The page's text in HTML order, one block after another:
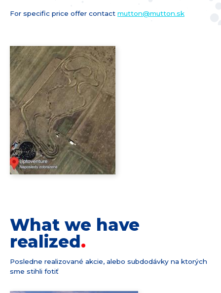
For specific price offer contact mutton@mutton.sk
What we have
realized
Posledne realizované akcie, alebo subdodávky na ktorých
sme stihli fotiť